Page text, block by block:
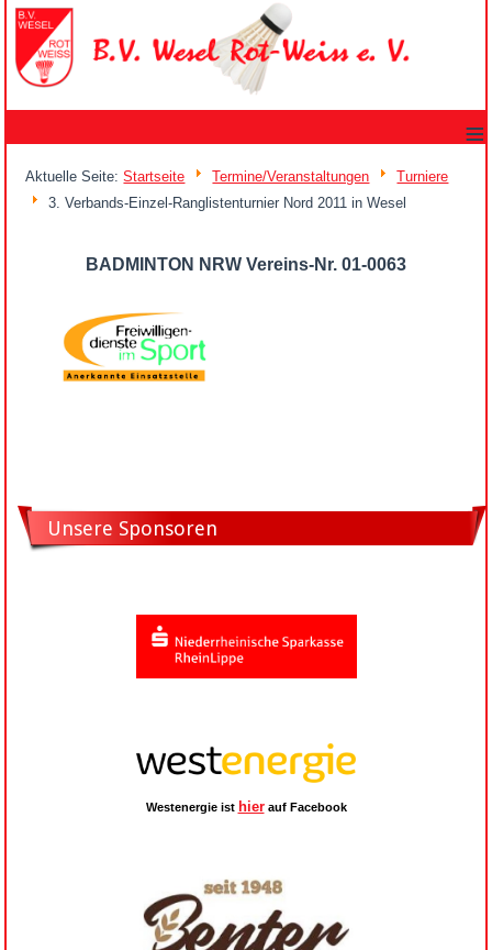
≡
Aktuelle Seite:Startseite Termine/Veranstaltungen
Turniere
3. Verbands-Einzel-Ranglistenturnier Nord 2011 in Wesel
BADMINTON NRW Vereins-Nr. 01-0063
Unsere Sponsoren
Westenergie ist hierauf Facebook